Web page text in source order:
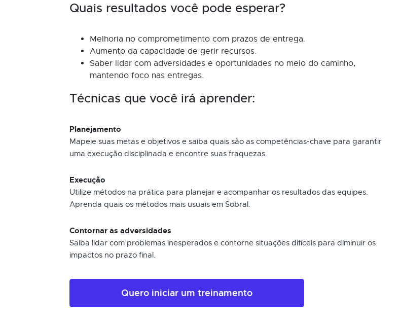
Quais resultados você pode esperar?
Melhoria no comprometimento com prazos de entrega.
Aumento da capacidade de gerir recursos.
Saber lidar com adversidades e oportunidades no meio do caminho,
mantendo foco nas entregas.
Técnicas que você irá aprender:
Planejamento
Mapeie suas metas e objetivos e saiba quais são as competências-chave para garantir
uma execução disciplinada e encontre suas fraquezas.
Execução
Utilize métodos na prática para planejar e acompanhar os resultados das equipes.
Aprenda quais os métodos mais usuais em Sobral.
Contornar as adversidades
Saiba lidar com problemas inesperados e contorne situações difíceis para diminuir os
impactos no prazo final.
Quero iniciar um treinamento